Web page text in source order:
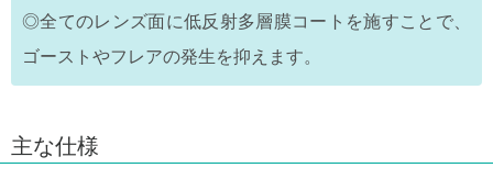
◎全てのレンズ面に低反射多層膜コートを施すことで、
ゴーストやフレアの発生を抑えます。
主な仕様